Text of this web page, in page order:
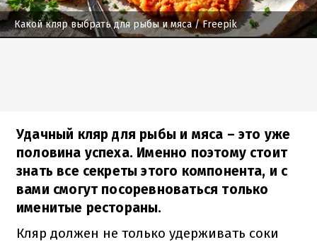
Какой кляр выбрать для рыбы и мяса/ Freepik
Удачный кляр для рыбы и мяса – это уже
половина успеха. Именно поэтому стоит
знать все секреты этого компонента, и с
вами смогут посоревноваться только
именитые рестораны.
Кляр должен не только удерживать соки